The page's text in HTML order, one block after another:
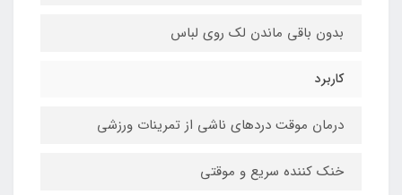
بدون باقی ماندن لک روی لباس
کاربرد
درمان موقت دردهای ناشی از تمرینات ورزشی
خنک کننده سریع و موقتی